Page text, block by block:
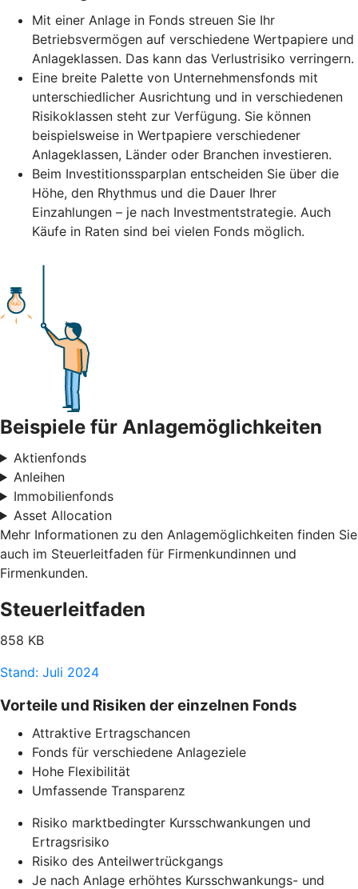
Mit einer Anlage in Fonds streuen Sie Ihr
Betriebsvermögen auf verschiedene Wertpapiere und
Anlageklassen. Das kann das Verlustrisiko verringern.
Eine breite Palette von Unternehmensfonds mit
unterschiedlicher Ausrichtung und in verschiedenen
Risikoklassen steht zur Verfügung. Sie können
beispielsweise in Wertpapiere verschiedener
Anlageklassen, Länder oder Branchen investieren.
Beim Investitionssparplan entscheiden Sie über die
Höhe, den Rhythmus und die Dauer Ihrer
Einzahlungen – je nach Investmentstrategie. Auch
Käufe in Raten sind bei vielen Fonds möglich.
Beispiele für Anlagemöglichkeiten
Aktienfonds
Anleihen
Immobilienfonds
Asset Allocation
Mehr Informationen zu den Anlagemöglichkeiten finden Sie
auch im Steuerleitfaden für Firmenkundinnen und
Firmenkunden.
Steuerleitfaden
858 KB
Stand: Juli 2024
Vorteile und Risiken der einzelnen Fonds
Attraktive Ertragschancen
Fonds für verschiedene Anlageziele
Hohe Flexibilität
Umfassende Transparenz
Risiko marktbedingter Kursschwankungen und
Ertragsrisiko
Risiko des Anteilwertrückgangs
Je nach Anlage erhöhtes Kursschwankungs- und